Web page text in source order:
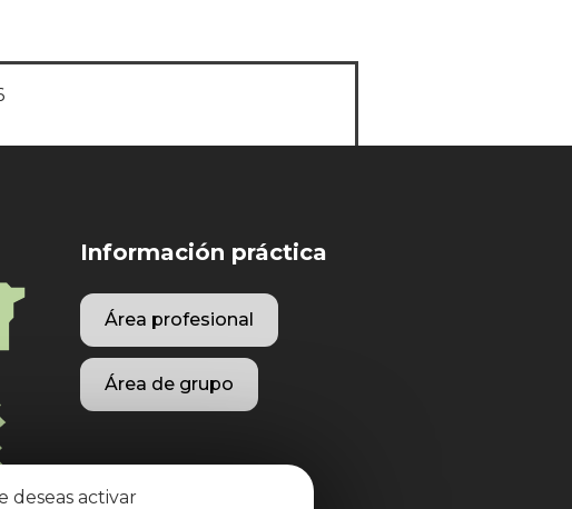
deseas activar
Información práctica
Área profesional
Área de grupo